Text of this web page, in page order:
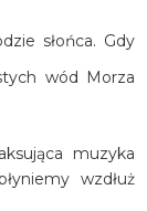
słońca. Gdy
wód Morza
muzyka
wzdłuż